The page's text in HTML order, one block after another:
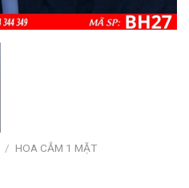
/ HOA CẮM 1 MẶT